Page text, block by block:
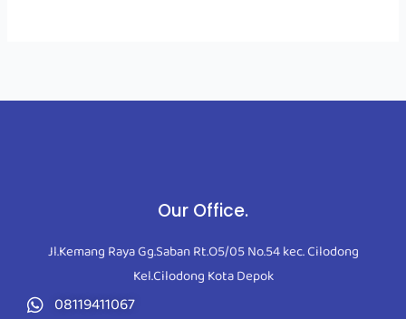
Our Office.
Jl.Kemang Raya Gg.Saban Rt.O5/05 No.54 kec. Cilodong
Kel.Cilodong Kota Depok
08119411067